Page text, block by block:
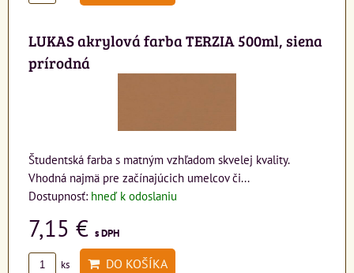
LUKAS akrylová farba TERZIA 500ml, siena
prírodná
Študentská farba s matným vzhľadom skvelej kvality.
Vhodná najmä pre začínajúcich umelcov či...
Dostupnosť: hneď k odoslaniu
7,15 € s DPH
ks DO KOŠÍKA